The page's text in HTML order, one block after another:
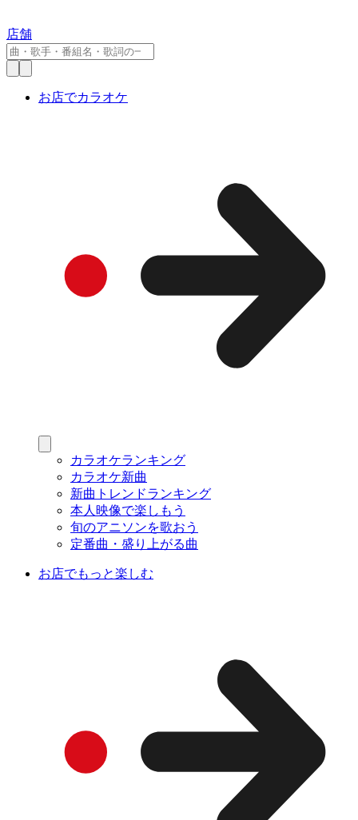
店舗
お店でカラオケ
カラオケランキング
カラオケ新曲
新曲トレンドランキング
本人映像で楽しもう
旬のアニソンを歌おう
定番曲・盛り上がる曲
お店でもっと楽しむ